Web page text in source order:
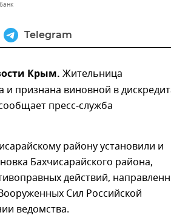
Telegram
Крым. Жительница
и признана виновной в
пресс-служба
району установили и
Бахчисарайского района,
действий,
Сил Российской
ведомства.